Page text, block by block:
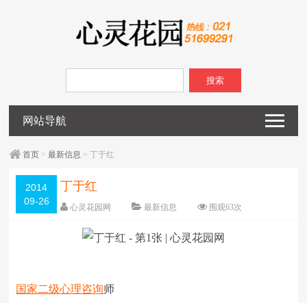
搜索
网站导航
首页 >最新信息 > 丁于红
2014
09-26
丁于红
心灵花园网 最新信息 围观63次
大 中 小
国家二级心理咨询师